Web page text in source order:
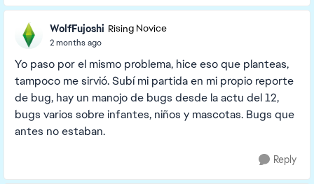
WolfFujoshi Rising Novice
2 months ago
Yo paso por el mismo problema, hice eso que planteas,
tampoco me sirvió. Subí mi partida en mi propio reporte
de bug, hay un manojo de bugs desde la actu del 12,
bugs varios sobre infantes, niños y mascotas. Bugs que
antes no estaban.
Reply